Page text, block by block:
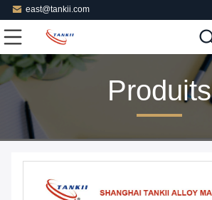
east@tankii.com
Produits